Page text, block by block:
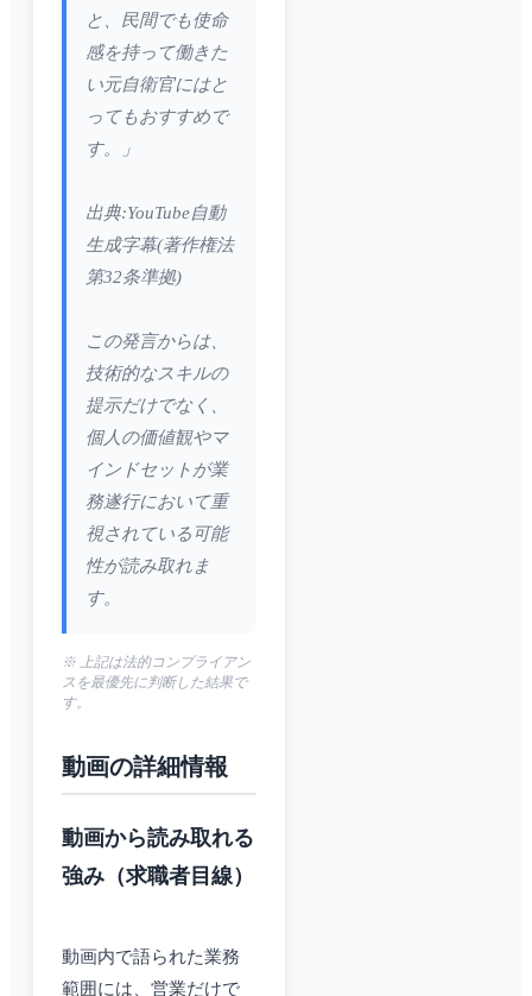
と、民間でも使命
感を持って働きた
い元自衛官にはと
ってもおすすめで
す。」
出典:YouTube自動
生成字幕(著作権法
第32条準拠)
この発言からは、
技術的なスキルの
提示だけでなく、
個人の価値観やマ
インドセットが業
務遂行において重
視されている可能
性が読み取れま
す。
※ 上記は法的コンプライアン
スを最優先に判断した結果で
す。
動画の詳細情報
動画から読み取れる
強み（求職者目線）
動画内で語られた業務
範囲には、営業だけで